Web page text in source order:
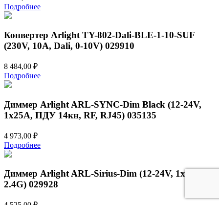
Подробнее
Конвертер Arlight TY-802-Dali-BLE-1-10-SUF
(230V, 10A, Dali, 0-10V) 029910
8 484,00 ₽
Подробнее
Диммер Arlight ARL-SYNC-Dim Black (12-24V,
1x25A, ПДУ 14кн, RF, RJ45) 035135
4 973,00 ₽
Подробнее
Диммер Arlight ARL-Sirius-Dim (12-24V, 1x25A,
2.4G) 029928